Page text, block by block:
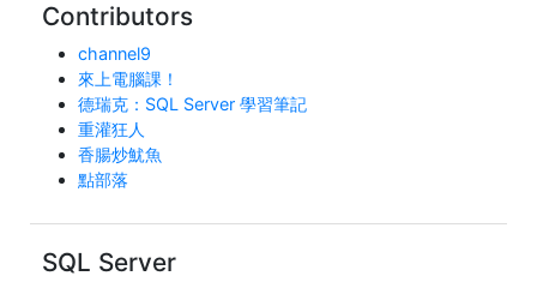
Contributors
channel9
來上電腦課！
德瑞克：SQL Server 學習筆記
重灌狂人
香腸炒魷魚
點部落
SQL Server